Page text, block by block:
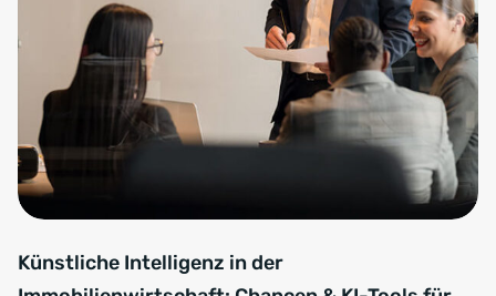
Künstliche Intelligenz in der